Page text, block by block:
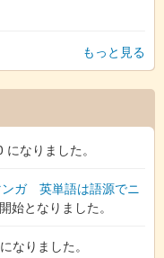
もっと見る
なりました。
ンガ 英単語は語源でニ
始となりました。
なりました。